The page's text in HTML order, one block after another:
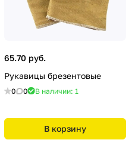
65.70 руб.
Рукавицы брезентовые
0 0 В наличии: 1
В корзину